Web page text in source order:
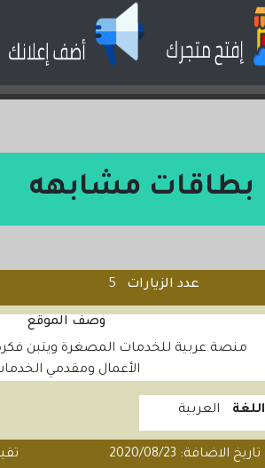
بطاقات مشابهه
عدد الزيارات 5
وصف الموقع
منصة عربية للخدمات المصغرة ويتبن
الأعمال ومقدمي
اللغة العربية
تاريخ الاضافة: 2020/08/23